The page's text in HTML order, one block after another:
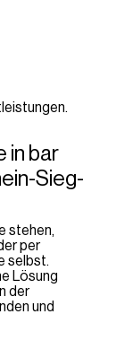
in bar
Sieg-
stehen,
per
selbst.
Lösung
der
und